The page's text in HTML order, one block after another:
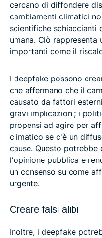
cercano di diffondere
cambiamenti climatici
scientifiche schiaccianti
umana. Ciò rappresenta
importanti come il
I deepfake possono
che affermano che il
causato da fattori
gravi implicazioni; i
propensi ad agire per
climatico se c'è un
cause. Questo potrebbe
l'opinione pubblica e
un consenso su come
urgente.
Creare falsi alibi
Inoltre, i deepfake